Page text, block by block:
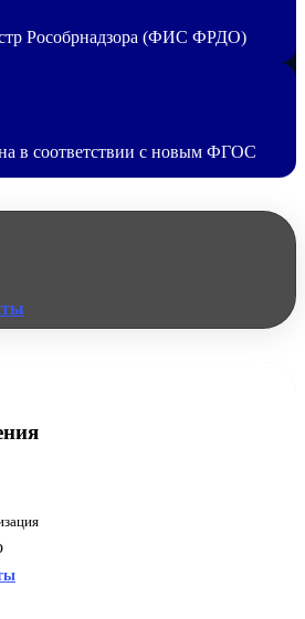
Рособрнадзора (ФИС ФРДО)
в соответствии с новым ФГОС